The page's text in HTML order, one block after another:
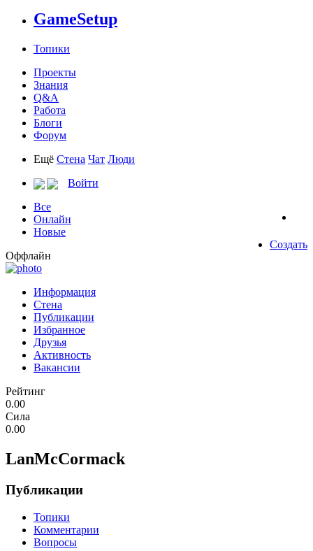
GameSetup
Топики
Проекты
Знания
Q&A
Работа
Блоги
Форум
Ещё Стена Чат Люди
Войти
Все
Онлайн
Новые
Создать
Оффлайн
Информация
Стена
Публикации
Избранное
Друзья
Активность
Вакансии
Рейтинг
0.00
Сила
0.00
LanMcCormack
Публикации
Топики
Комментарии
Вопросы